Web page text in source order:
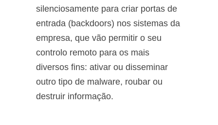
silenciosamente para criar portas de
entrada (backdoors) nos sistemas da
empresa, que vão permitir o seu
controlo remoto para os mais
diversos fins: ativar ou disseminar
outro tipo de malware, roubar ou
destruir informação.